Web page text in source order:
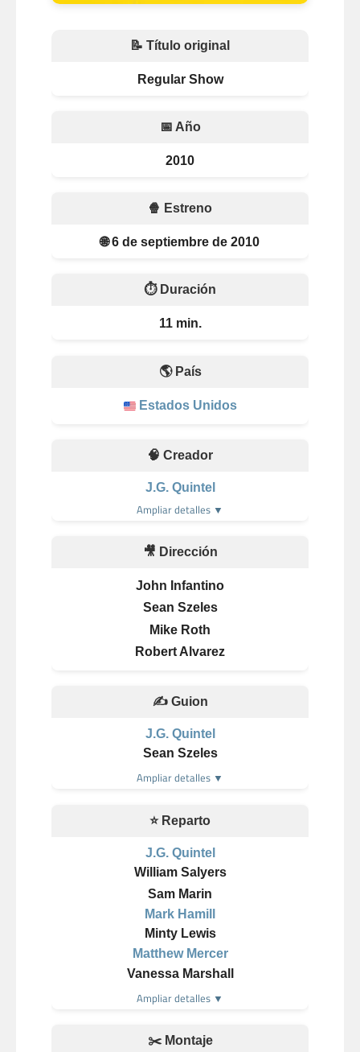
📝 Título original
Regular Show
📅 Año
2010
🍿 Estreno
🌐 6 de septiembre de 2010
⏱️ Duración
11 min.
🌎 País
Estados Unidos
🧠 Creador
J.G. Quintel
Ampliar detalles ▼
🎥 Dirección
John Infantino
Sean Szeles
Mike Roth
Robert Alvarez
✍️ Guion
J.G. Quintel
Sean Szeles
Ampliar detalles ▼
⭐ Reparto
J.G. Quintel
William Salyers
Sam Marin
Mark Hamill
Minty Lewis
Matthew Mercer
Vanessa Marshall
Ampliar detalles ▼
✂️ Montaje